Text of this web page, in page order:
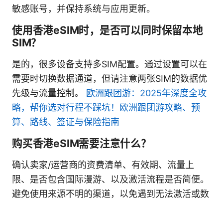
敏感账号，并保持系统与应用更新。
使用香港eSIM时，是否可以同时保留本地
SIM？
是的，很多设备支持多SIM配置。通过设置可以在
需要时切换数据通道，但请注意两张SIM的数据优
先级与流量控制。 欧洲跟团游：2025年深度全攻
略，帮你选对行程不踩坑！欧洲跟团游攻略、预
算、路线、签证与保险指南
购买香港eSIM需要注意什么？
确认卖家/运营商的资费清单、有效期、流量上
限、是否包含国际漫游、以及激活流程是否简便。
避免使用来源不明的渠道，以免遇到无法激活或数